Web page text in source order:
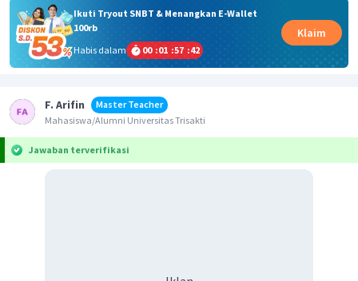
Ikuti Tryout SNBT & Menangkan E-Wallet
100rb
Habis dalam
00 :01 :57 :41
Klaim
F. Arifin
Master Teacher
Mahasiswa/Alumni Universitas Trisakti
Jawaban terverifikasi